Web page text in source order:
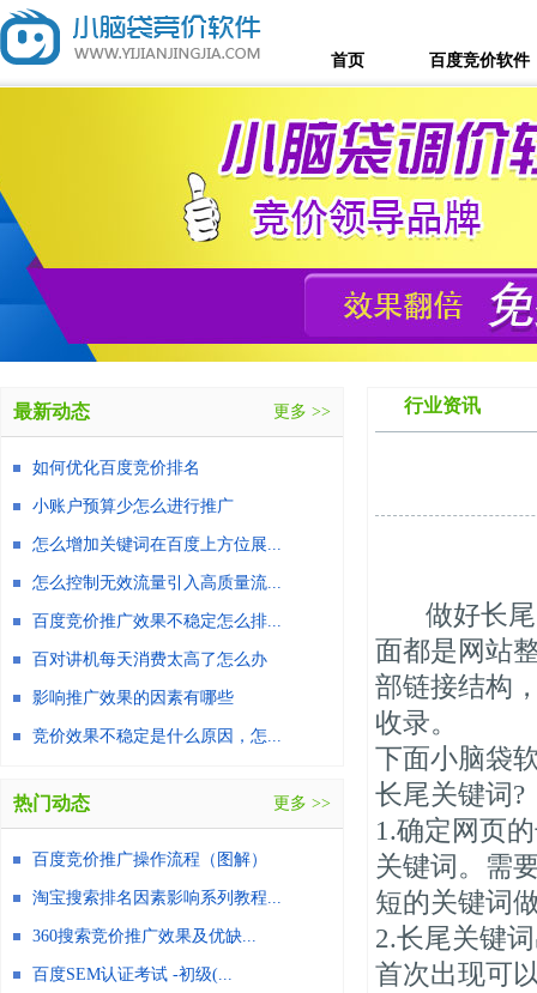
首页 百度竞价软件
行业资讯
做好长尾
面都是网站
部链接结构
收录。
下面小脑袋
长尾关键
1.确定网页
关键词。需
短的关键词
2.长尾关键
首次出现可
最新动态 更多 >>
如何优化百度竞价排名
小账户预算少怎么进行推广
怎么增加关键词在百度上方位展...
怎么控制无效流量引入高质量流...
百度竞价推广效果不稳定怎么排...
百对讲机每天消费太高了怎么办
影响推广效果的因素有哪些
竞价效果不稳定是什么原因，怎...
热门动态 更多 >>
百度竞价推广操作流程（图解）
淘宝搜索排名因素影响系列教程...
360搜索竞价推广效果及优缺...
百度SEM认证考试 -初级(...